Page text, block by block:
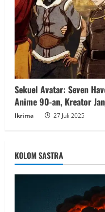
Sekuel Avatar: Seven
Anime 90-an, Kreator
Ikrima 27 Juli 2025
KOLOM SASTRA